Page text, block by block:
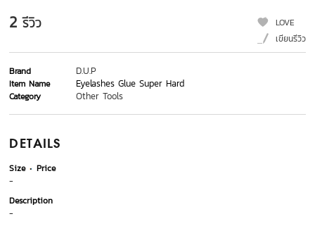
2 รีวิว
LOVE
เขียนรีวิว
Brand D.U.P
Item Name Eyelashes Glue Super Hard
Category Other Tools
DETAILS
Size
Price
-
Description
-